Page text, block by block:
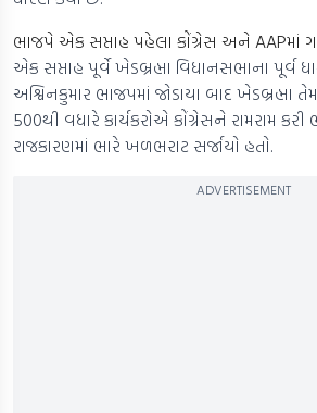
ભાજપે એક સપ્તાહ પહેલા કોંગ્રેસ અને AAPમાં
એક સપ્તાહ પૂર્વે ખેડબ્રહ્મા વિધાનસભાના પૂર્વ
અશ્વિનકુમાર ભાજપમાં જોડાયા બાદ ખેડબ્રહ્મા
500થી વધારે કાર્યકરોએ કોંગ્રેસને રામરામ કરી
રાજકારણમાં ભારે ખળભરાટ સર્જાયો હતો.
ADVERTISEMENT